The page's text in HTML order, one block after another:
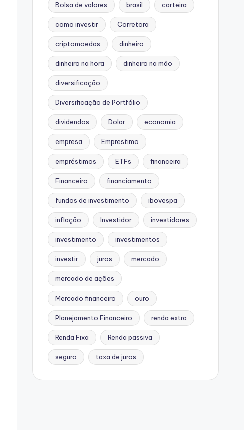
Bolsa de valores brasil carteira
como investir Corretora
criptomoedas dinheiro
dinheiro na hora dinheiro na mão
diversificação
Diversificação de Portfólio
dividendos Dolar economia
empresa Emprestimo
empréstimos ETFs financeira
Financeiro financiamento
fundos de investimento ibovespa
inflação Investidor investidores
investimento investimentos
investir juros mercado
mercado de ações
Mercado financeiro ouro
Planejamento Financeiro renda extra
Renda Fixa Renda passiva
seguro taxa de juros